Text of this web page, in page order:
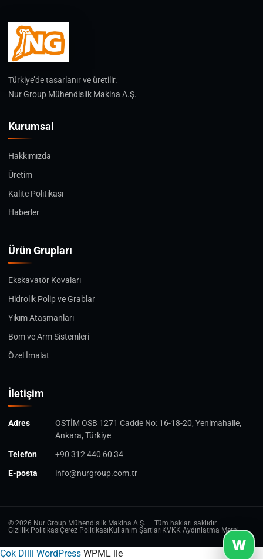
Türkiye’de tasarlanır ve üretilir.
Nur Group Mühendislik Makina A.Ş.
Kurumsal
Hakkımızda
Üretim
Kalite Politikası
Haberler
Ürün Grupları
Ekskavatör Kovaları
Hidrolik Polip ve Grablar
Yıkım Ataşmanları
Bom ve Arm Sistemleri
Özel İmalat
İletişim
Adres
OSTİM OSB 1271 Cadde No: 16-18-20, Yenimahalle,
Ankara, Türkiye
Telefon
+90 312 440 60 34
E-posta
info@nurgroup.com.tr
© 2026 Nur Group Mühendislik Makina A.Ş. — Tüm hakları saklıdır.
Gizlilik PolitikasıÇerez Politikası Kullanım Şartları KVKK Aydınlatma Metni
W
Çok Dilli WordPress WPML ile